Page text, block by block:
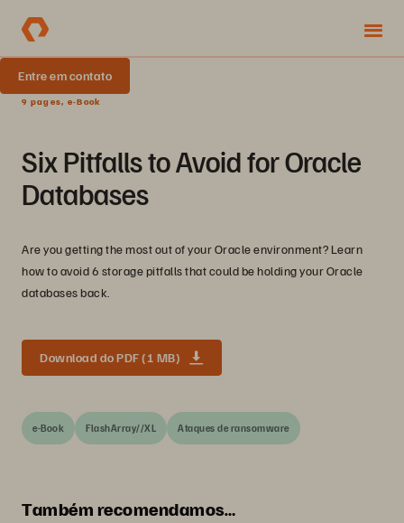
Entre em contato
9 pages, e-Book
Six Pitfalls to Avoid for Oracle
Databases
Are you getting the most out of your Oracle environment? Learn
how to avoid 6 storage pitfalls that could be holding your Oracle
databases back.
Download do PDF (1 MB)
e-Book FlashArray//XL Ataques de ransomware
Também recomendamos…